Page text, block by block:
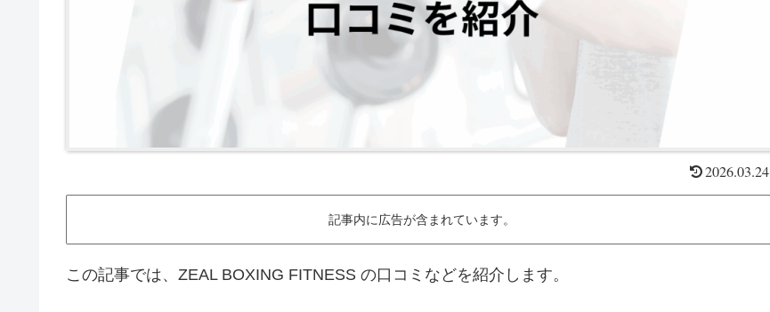
2026.03.24
記事内に広告が含まれています。
この記事では、ZEAL BOXING FITNESS の口コミなどを紹介します。